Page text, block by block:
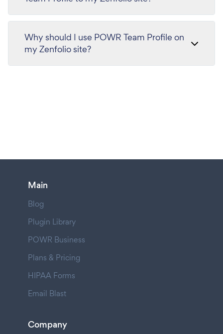
Why should I use POWR Team Profile on
my Zenfolio site?
Main
Blog
Plugin Library
POWR Business
Plans & Pricing
HIPAA Forms
Email Blast
Company